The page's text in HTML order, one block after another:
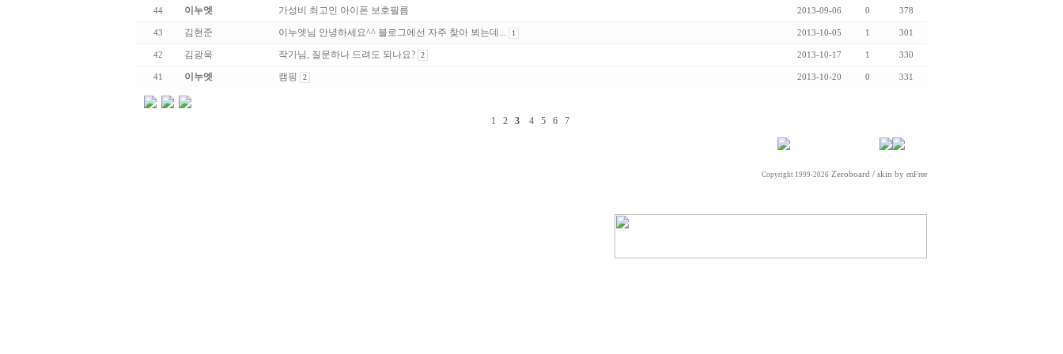
44 이누엣 가성비 최고인 아이폰 보호필름 2013-09-06 0 378
43 김현준 이누엣님 안녕하세요^^ 블로그에선 자주 찾아 뵈는데... 1 2013-10-05 1 301
42 김광욱 작가님, 질문하나 드려도 되나요? 2 2013-10-17 1 330
41 이누엣 캠핑 2 2013-10-20 0 331
1 2 3 4 5 6 7
Copyright 1999-2026 Zeroboard / skin by enFree